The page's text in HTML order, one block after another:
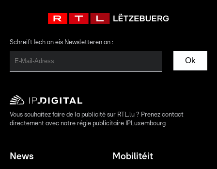
Schreift Iech an eis Newsletteren an :
Ok
Vous souhaitez faire de la publicité sur RTL.lu ? Prenez contact
directement avec notre régie publicitaire IPLuxembourg
News Mobilitéit